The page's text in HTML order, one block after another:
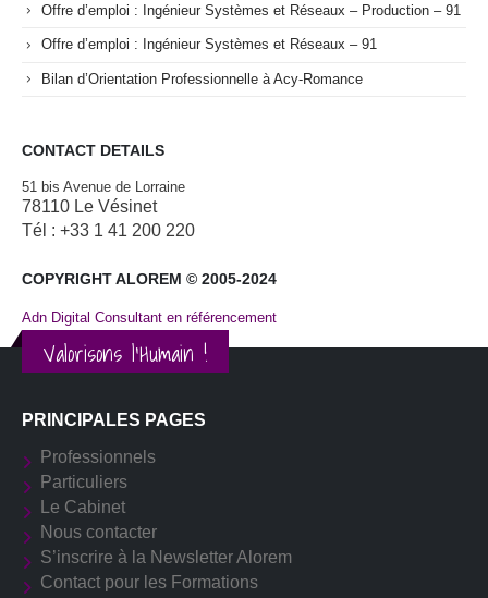
Offre d’emploi : Ingénieur Systèmes et Réseaux – Production – 91
Offre d’emploi : Ingénieur Systèmes et Réseaux – 91
Bilan d’Orientation Professionnelle à Acy-Romance
CONTACT DETAILS
51 bis Avenue de Lorraine
78110 Le Vésinet
Tél : +33 1 41 200 220
COPYRIGHT ALOREM © 2005-2024
Adn Digital Consultant en référencement
Valorisons l'Humain !
PRINCIPALES PAGES
Professionnels
Particuliers
Le Cabinet
Nous contacter
S’inscrire à la Newsletter Alorem
Contact pour les Formations